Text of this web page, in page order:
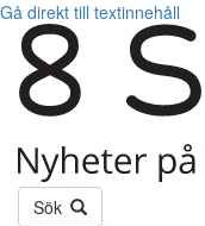
Gå direkt till textinnehåll
Sök